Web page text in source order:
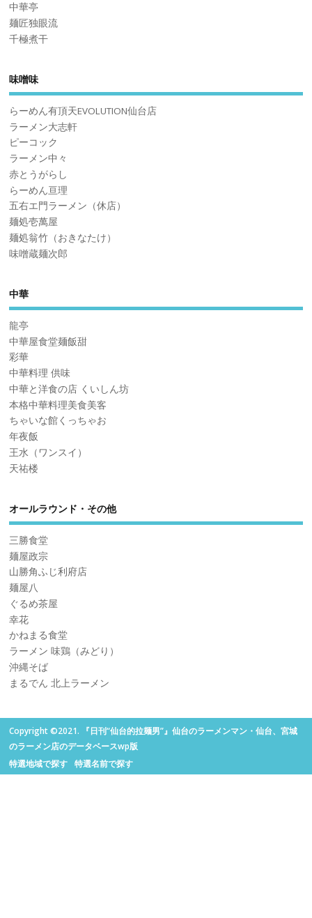
中華亭
麺匠独眼流
千極煮干
味噌味
らーめん有頂天EVOLUTION仙台店
ラーメン大志軒
ピーコック
ラーメン中々
赤とうがらし
らーめん亘理
五右エ門ラーメン（休店）
麺処壱萬屋
麺処翁竹（おきなたけ）
味噌蔵麺次郎
中華
龍亭
中華屋食堂麺飯甜
彩華
中華料理 供味
中華と洋食の店 くいしん坊
本格中華料理美食美客
ちゃいな館くっちゃお
年夜飯
王水（ワンスイ）
天祐楼
オールラウンド・その他
三勝食堂
麺屋政宗
山勝角ふじ利府店
麺屋八
ぐるめ茶屋
幸花
かねまる食堂
ラーメン 味鶏（みどり）
沖縄そば
まるでん 北上ラーメン
Copyright ©2021. 『日刊“仙台的拉麺男”』仙台のラーメンマン・仙台、宮城
のラーメン店のデータベースwp版
特選地域で探す
特選名前で探す